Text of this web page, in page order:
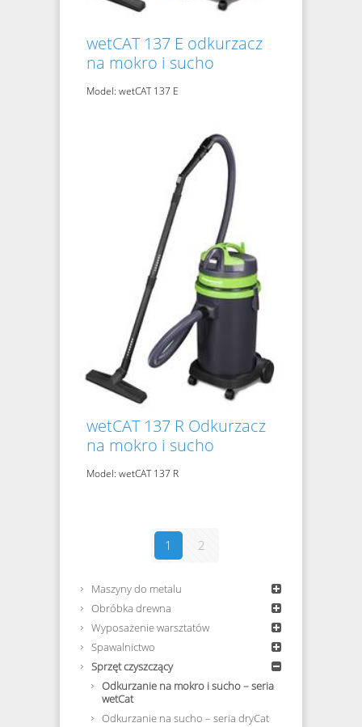
wetCAT 137 E odkurzacz
na mokro i sucho
Model: wetCAT 137 E
wetCAT 137 R Odkurzacz
na mokro i sucho
Model: wetCAT 137 R
1 2
Maszyny do metalu
Obróbka drewna
Wyposażenie warsztatów
Spawalnictwo
Sprzęt czyszczący
Odkurzanie na mokro i sucho – seria
wetCat
Odkurzanie na sucho – seria dryCat